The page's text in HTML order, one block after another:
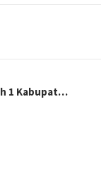
1 Kabupat…